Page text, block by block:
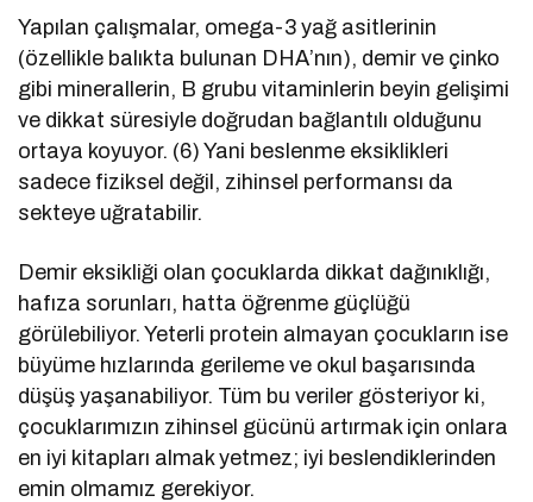
Yapılan çalışmalar, omega-3 yağ asitlerinin
(özellikle balıkta bulunan DHA’nın), demir ve çinko
gibi minerallerin, B grubu vitaminlerin beyin gelişimi
ve dikkat süresiyle doğrudan bağlantılı olduğunu
ortaya koyuyor. (6) Yani beslenme eksiklikleri
sadece fiziksel değil, zihinsel performansı da
sekteye uğratabilir.
Demir eksikliği olan çocuklarda dikkat dağınıklığı,
hafıza sorunları, hatta öğrenme güçlüğü
görülebiliyor. Yeterli protein almayan çocukların ise
büyüme hızlarında gerileme ve okul başarısında
düşüş yaşanabiliyor. Tüm bu veriler gösteriyor ki,
çocuklarımızın zihinsel gücünü artırmak için onlara
en iyi kitapları almak yetmez; iyi beslendiklerinden
emin olmamız gerekiyor.